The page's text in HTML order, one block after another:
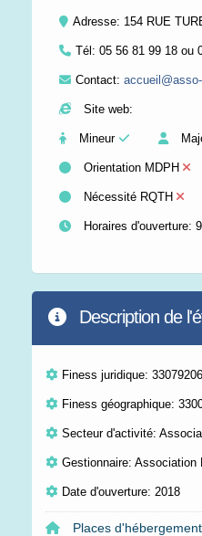
Adresse: 154 RUE
Tél: 05 56 81 99 18 ou
Contact:
Site web:
Mineur
Orientation MDPH
Nécessité RQTH
Horaires d'ouverture:
Description de
Finess juridique:
Finess géographique:
Secteur d'activité:
Gestionnaire: Association
Date d'ouverture: 2018
Places d'hébergement